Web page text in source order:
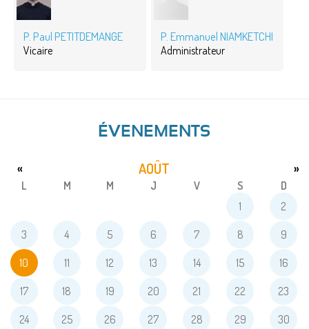
P. Paul PETITDEMANGE
Vicaire
P. Emmanuel NIAMKETCHI
Administrateur
ÉVENEMENTS
AOÛT
« »
L M M J V S
D
1
2
3 4 5 6 7 8 9
10 11 12 13 14 15 16
17 18 19 20 21 22 23
24 25 26 27 28 29 30